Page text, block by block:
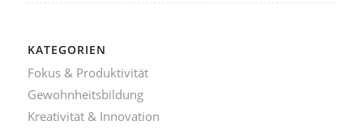
KATEGORIEN
Fokus & Produktivität
Gewohnheitsbildung
Kreativität & Innovation